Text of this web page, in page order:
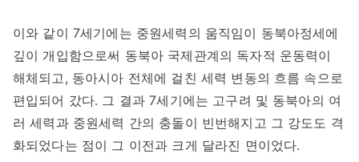
이와 같이 7세기에는 중원세력의 움직임이 동북아정세에
깊이 개입함으로써 동북아 국제관계의 독자적 운동력이
해체되고, 동아시아 전체에 걸친 세력 변동의 흐름 속으로
편입되어 갔다. 그 결과 7세기에는 고구려 및 동북아의 여
러 세력과 중원세력 간의 충돌이 빈번해지고 그 강도도 격
화되었다는 점이 그 이전과 크게 달라진 면이었다.